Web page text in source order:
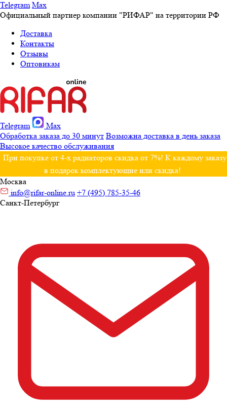
Telegram Max
Официальный партнер компании "РИФАР" на территории РФ
Доставка
Контакты
Отзывы
Оптовикам
Telegram
Max
Обработка заказа до 30 минут Возможна доставка в день заказа
Высокое качество обслуживания
При покупке от 4-х радиаторов скидка от 7%! К каждому заказу
в подарок комплектующие или скидка!
Москва
info@rifar-online.ru +7 (495) 785-35-46
Санкт-Петербург